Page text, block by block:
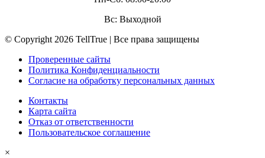
Вс: Выходной
© Copyright 2026 TellTrue | Все права защищены
Проверенные сайты
Политика Конфиденциальности
Согласие на обработку персональных данных
Контакты
Карта сайта
Отказ от ответственности
Пользовательское соглашение
×